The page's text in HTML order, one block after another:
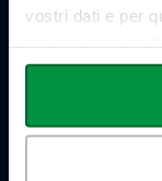
vostri dati e per
in cui avete
modificare o
momento dalla